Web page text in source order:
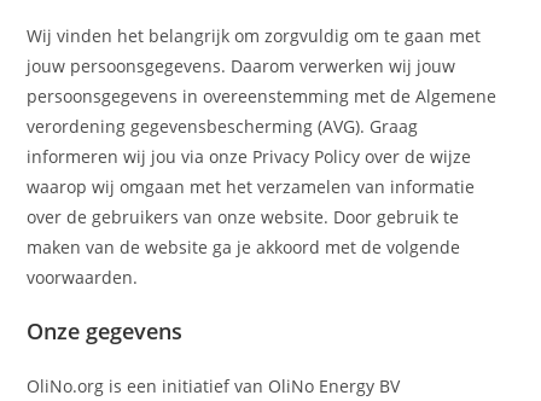
Wij vinden het belangrijk om zorgvuldig om te gaan met
jouw persoonsgegevens. Daarom verwerken wij jouw
persoonsgegevens in overeenstemming met de Algemene
verordening gegevensbescherming (AVG). Graag
informeren wij jou via onze Privacy Policy over de wijze
waarop wij omgaan met het verzamelen van informatie
over de gebruikers van onze website. Door gebruik te
maken van de website ga je akkoord met de volgende
voorwaarden.
Onze gegevens
OliNo.org is een initiatief van OliNo Energy BV